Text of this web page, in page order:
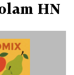
HN